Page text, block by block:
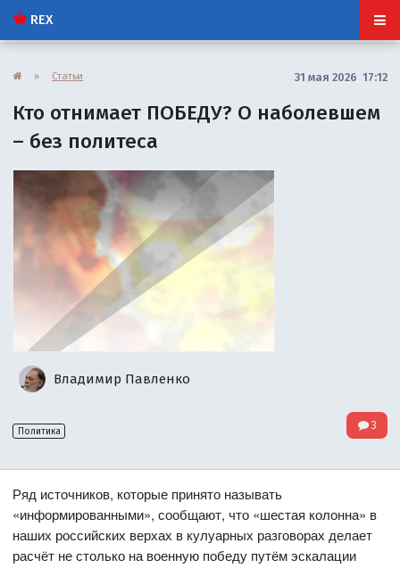
REX
» Статьи 31 мая 2026 17:12
Кто отнимает ПОБЕДУ? О наболевшем
– без политеса
Владимир Павленко
Политика 3
Ряд источников, которые принято называть
«информированными», сообщают, что «шестая колонна» в
наших российских верхах в кулуарных разговорах делает
расчёт не столько на военную победу путём эскалации